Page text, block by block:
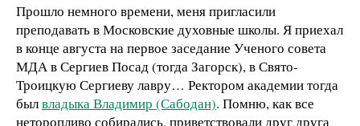
Прошло немного времени, меня пригласили
преподавать в Московские духовные школы. Я приехал
в конце августа на первое заседание Ученого совета
МДА в Сергиев Посад (тогда Загорск), в Свято-
Троицкую Сергиеву лавру… Ректором академии тогда
былвладыка Владимир (Сабодан). Помню, как все
неторопливо собирались, приветствовали друг друга